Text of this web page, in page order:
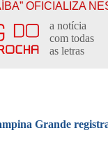
QUARTA
a notícia
com todas
as letras
Grande